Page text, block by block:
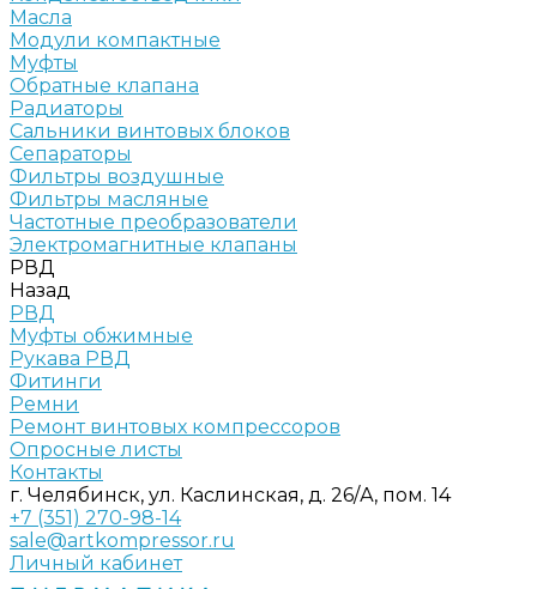
Масла
Модули компактные
Муфты
Обратные клапана
Радиаторы
Сальники винтовых блоков
Сепараторы
Фильтры воздушные
Фильтры масляные
Частотные преобразователи
Электромагнитные клапаны
РВД
Назад
РВД
Муфты обжимные
Рукава РВД
Фитинги
Ремни
Ремонт винтовых компрессоров
Опросные листы
Контакты
г. Челябинск, ул. Каслинская, д. 26/А, пом. 14
+7 (351) 270-98-14
sale@artkompressor.ru
Личный кабинет